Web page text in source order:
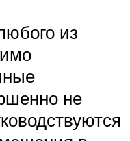
из
не